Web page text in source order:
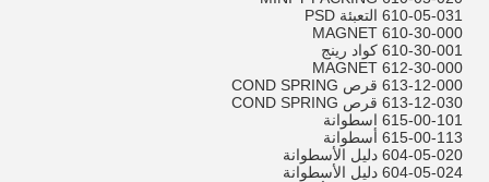
610-05-031 التعبئة PSD
610-30-000 MAGNET
610-30-001 كواد رينج
612-30-000 MAGNET
613-12-000 قرص COND SPRING
613-12-030 قرص COND SPRING
615-00-101 اسطوانة
615-00-113 أسطوانة
604-05-020 دليل الأسطوانة
604-05-024 دليل الأسطوانة